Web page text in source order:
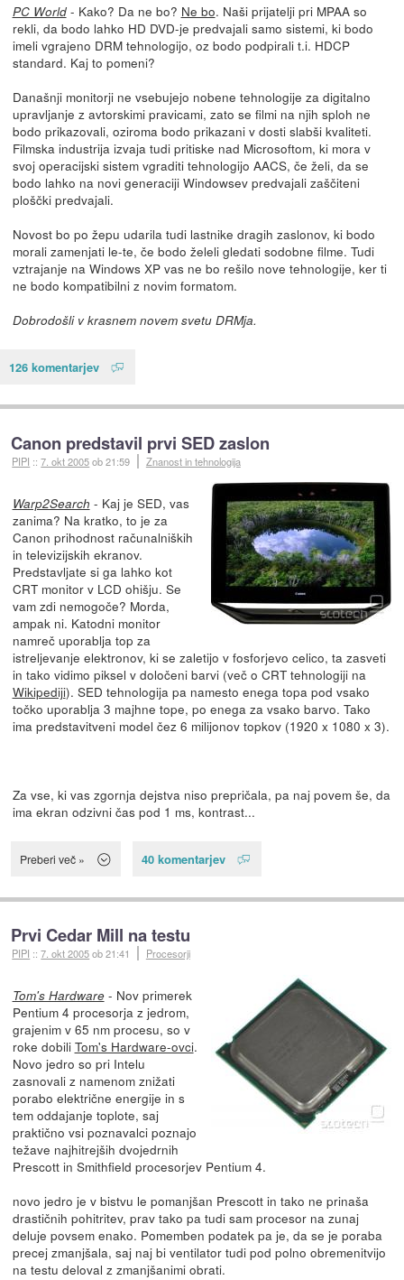
PC World- Kako? Da ne bo? Ne bo. Naši prijatelji pri MPAA so
rekli, da bodo lahko HD DVD-je predvajali samo sistemi, ki bodo
imeli vgrajeno DRM tehnologijo, oz bodo podpirali t.i. HDCP
standard. Kaj to pomeni?
Današnji monitorji ne vsebujejo nobene tehnologije za digitalno
upravljanje z avtorskimi pravicami, zato se filmi na njih sploh ne
bodo prikazovali, oziroma bodo prikazani v dosti slabši kvaliteti.
Filmska industrija izvaja tudi pritiske nad Microsoftom, ki mora v
svoj operacijski sistem vgraditi tehnologijo AACS, če želi, da se
bodo lahko na novi generaciji Windowsev predvajali zaščiteni
ploščki predvajali.
Novost bo po žepu udarila tudi lastnike dragih zaslonov, ki bodo
morali zamenjati le-te, če bodo želeli gledati sodobne filme. Tudi
vztrajanje na Windows XP vas ne bo rešilo nove tehnologije, ker ti
ne bodo kompatibilni z novim formatom.
Dobrodošli v krasnem novem svetu DRMja.
126 komentarjev
Canon predstavil prvi SED zaslon
PIPI ::7. okt 2005ob 21:59 Znanost in tehnologija
Warp2Search - Kaj je SED, vas
zanima? Na kratko, to je za
Canon prihodnost računalniških
in televizijskih ekranov.
Predstavljate si ga lahko kot
CRT monitor v LCD ohišju. Se
vam zdi nemogoče? Morda,
ampak ni. Katodni monitor
namreč uporablja top za
istreljevanje elektronov, ki se zaletijo v fosforjevo celico, ta zasveti
in tako vidimo piksel v določeni barvi (več o CRT tehnologiji na
Wikipediji). SED tehnologija pa namesto enega topa pod vsako
točko uporablja 3 majhne tope, po enega za vsako barvo. Tako
ima predstavitveni model čez 6 milijonov topkov (1920 x 1080 x 3).
Za vse, ki vas zgornja dejstva niso prepričala, pa naj povem še, da
ima ekran odzivni čas pod 1 ms, kontrast...
Preberi več » 40 komentarjev
Prvi Cedar Mill na testu
PIPI ::7. okt 2005ob 21:41 Procesorji
Tom's Hardware- Nov primerek
Pentium 4 procesorja z jedrom,
grajenim v 65 nm procesu, so v
roke dobili Tom's Hardware-ovci.
Novo jedro so pri Intelu
zasnovali z namenom znižati
porabo električne energije in s
tem oddajanje toplote, saj
praktično vsi poznavalci poznajo
težave najhitrejših dvojedrnih
Prescott in Smithfield procesorjev Pentium 4.
novo jedro je v bistvu le pomanjšan Prescott in tako ne prinaša
drastičnih pohitritev, prav tako pa tudi sam procesor na zunaj
deluje povsem enako. Pomemben podatek pa je, da se je poraba
precej zmanjšala, saj naj bi ventilator tudi pod polno obremenitvijo
na testu deloval z zmanjšanimi obrati.